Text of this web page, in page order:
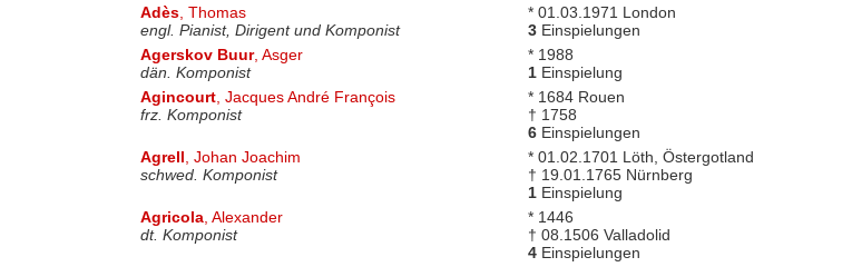
Adès, Thomas
engl. Pianist, Dirigent und Komponist
* 01.03.1971 London
3Einspielungen
Agerskov Buur, Asger
dän. Komponist
* 1988
1Einspielung
Agincourt, Jacques André François
frz. Komponist
* 1684 Rouen
† 1758
6Einspielungen
Agrell, Johan Joachim
schwed. Komponist
* 01.02.1701 Löth, Östergotland
† 19.01.1765 Nürnberg
1Einspielung
Agricola, Alexander
dt. Komponist
* 1446
† 08.1506 Valladolid
4Einspielungen